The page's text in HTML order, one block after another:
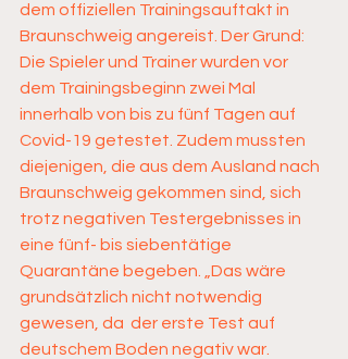
dem offiziellen Trainingsauftakt in
Braunschweig angereist. Der Grund:
Die Spieler und Trainer wurden vor
dem Trainingsbeginn zwei Mal
innerhalb von bis zu fünf Tagen auf
Covid-19 getestet. Zudem mussten
diejenigen, die aus dem Ausland nach
Braunschweig gekommen sind, sich
trotz negativen Testergebnisses in
eine fünf- bis siebentätige
Quarantäne begeben. „Das wäre
grundsätzlich nicht notwendig
gewesen, da  der erste Test auf
deutschem Boden negativ war.